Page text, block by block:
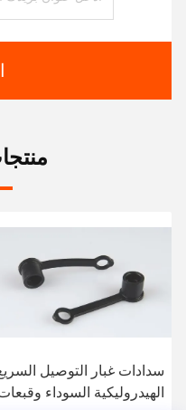
سدادات غبار التوصيل
الهيدروليكية السوداء